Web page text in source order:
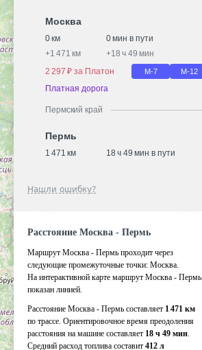
Москва
0 км
0 мин в пути
+1 471 км +18 ч 49 мин
2 297 ₽ за Платон
М-7 М-12
Платная дорога
Пермский край
Пермь
1 471 км 18 ч 49 мин в пути
Нашли ошибку?
Расстояние Москва - Пермь
Маршрут Москва - Пермь проходит через
следующие промежуточные точки: Москва.
На интерактивной карте маршрут Москва - Пермь
показан линией.
Расстояние Москва - Пермь составляет 1 471 км
по трассе. Ориентировочное время преодоления
расстояния на машине составляет 18 ч 49 мин.
Средний расход топлива составит 412 л